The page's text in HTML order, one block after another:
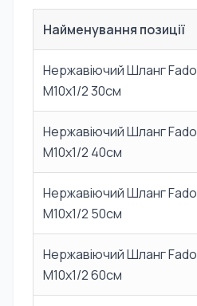
Найменування позиції
Нержавіючий Шланг Fado
М10х1/2 30см
Нержавіючий Шланг Fado
М10х1/2 40см
Нержавіючий Шланг Fado
М10х1/2 50см
Нержавіючий Шланг Fado
М10х1/2 60см